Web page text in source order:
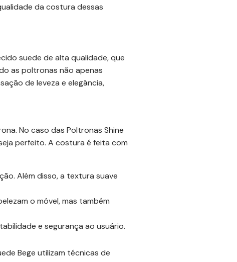
da costura dessas
suede de alta qualidade, que
as poltronas não apenas
de leveza e elegância,
No caso das Poltronas Shine
perfeito. A costura é feita com
Além disso, a textura suave
o móvel, mas também
e segurança ao usuário.
Bege utilizam técnicas de